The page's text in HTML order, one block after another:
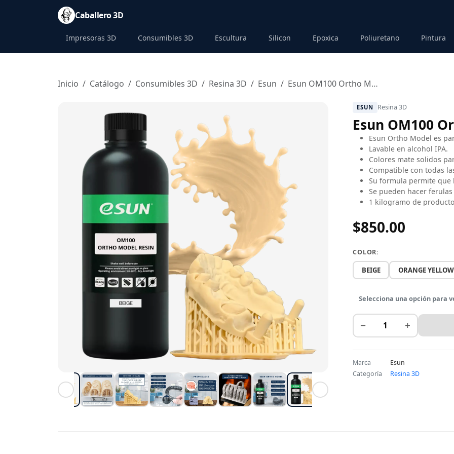
Saltar al contenido principal
Caballero 3D
Impresoras 3D Consumibles 3D Escultura Silicon Epoxica Poliuretano Pintura
Inicio Catálogo Consumibles 3D Resina 3D Esun Esun OM100 Ortho Model
ESUN Resina 3D
Esun OM100
Esun Ortho Model es
Lavable en alcohol IPA.
Colores mate solidos
Compatible con todas
Su formula permite que
Se pueden hacer
1 kilogramo de
$850.00
COLOR:
BEIGE ORANGE YELLOW
Selecciona una opción para
− +
Marca
Esun
Categoría
Resina 3D